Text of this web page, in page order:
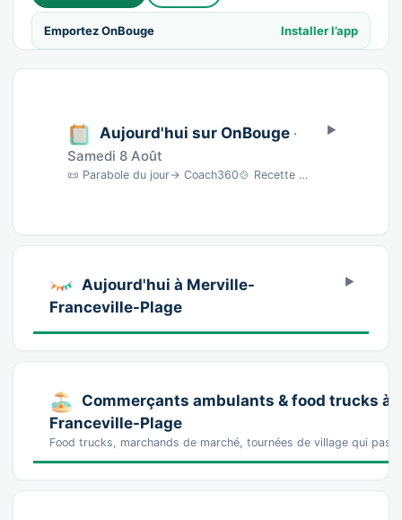
Emportez OnBouge Installer l’app
Aujourd'hui sur OnBouge ·
Samedi 8 Août
📜 Parabole du jour→ Coach360🍲 Recette du jourBurger au Bleu d'Auvergne Version Healthy ·…
Aujourd'hui à Merville-
Franceville-Plage
Commerçants ambulants & food trucks à
Franceville-Plage
Food trucks, marchands de marché, tournées de village qui